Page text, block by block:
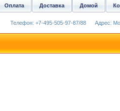
Домой
Доставка
Оплата
Телефон: +7-495-505-97-87/88 Адрес: